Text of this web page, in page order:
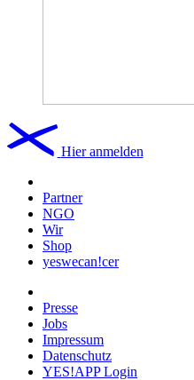
Hier anmelden
Partner
NGO
Wir
Shop
yeswecan!cer
Presse
Jobs
Impressum
Datenschutz
YES!APP Login